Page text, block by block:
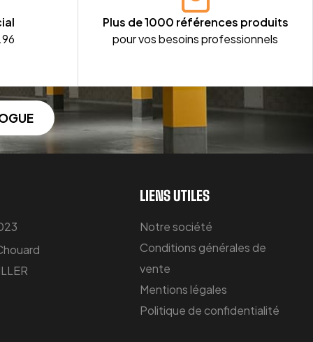
Plus de 1000 références produits
pour vos besoins professionnels
LIENS UTILES
Notre société
Conditions générales de
vente
Mentions légales
Politique de confidentialité